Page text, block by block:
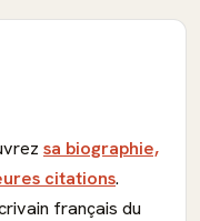
sa biographie,
citations.
français du